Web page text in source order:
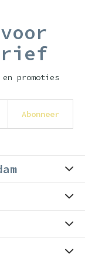
en promoties
Abonneer